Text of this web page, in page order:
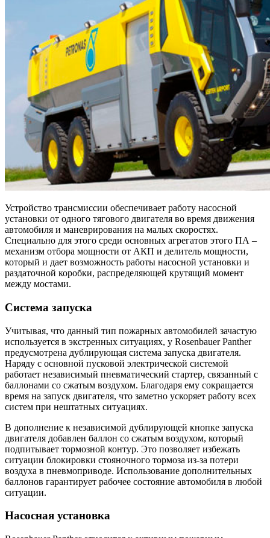
Устройство трансмиссии обеспечивает работу насосной
установки от одного тягового двигателя во время движения
автомобиля и маневрирования на малых скоростях.
Специально для этого среди основных агрегатов этого ПА –
механизм отбора мощности от АКП и делитель мощности,
который и дает возможность работы насосной установки и
раздаточной коробки, распределяющей крутящий момент
между мостами.
Система запуска
Учитывая, что данный тип пожарных автомобилей зачастую
используется в экстренных ситуациях, у Rosenbauer Panther
предусмотрена дублирующая система запуска двигателя.
Наряду с основной пусковой электрической системой
работает независимый пневматический стартер, связанный с
баллонами со сжатым воздухом. Благодаря ему сокращается
время на запуск двигателя, что заметно ускоряет работу всех
систем при нештатных ситуациях.
В дополнение к независимой дублирующей кнопке запуска
двигателя добавлен баллон со сжатым воздухом, который
подпитывает тормозной контур. Это позволяет избежать
ситуации блокировки стояночного тормоза из-за потери
воздуха в пневмоприводе. Использование дополнительных
баллонов гарантирует рабочее состояние автомобиля в любой
ситуации.
Насосная установка